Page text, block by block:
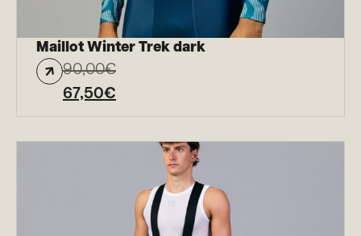
Maillot Winter Trek dark
90,00€
67,50€